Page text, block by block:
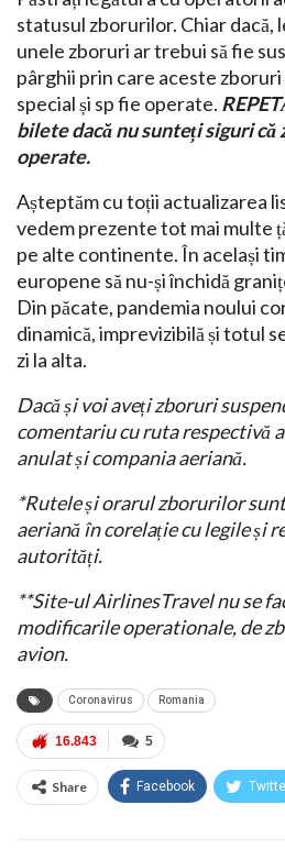
statusul zborurilor. Chiar dacă,
unele zboruri ar trebui să fie
pârghii prin care aceste
special și sp fie operate.
bilete dacă nu sunteți siguri
operate.
Așteptăm cu toții actualizarea
vedem prezente tot mai multe
pe alte continente. În același
europene să nu-și închidă
Din păcate, pandemia noului
dinamică, imprevizibilă și totul
zi la alta.
Dacă și voi aveți zboruri
comentariu cu ruta respectivă
anulat și compania aeriană.
*Rutele și orarul zborurilor
aeriană în corelație cu legile și
autorități.
**Site-ul AirlinesTravel nu se
modificarile operationale, de
avion.
Coronavirus Romania
5
16.843
Share Facebook